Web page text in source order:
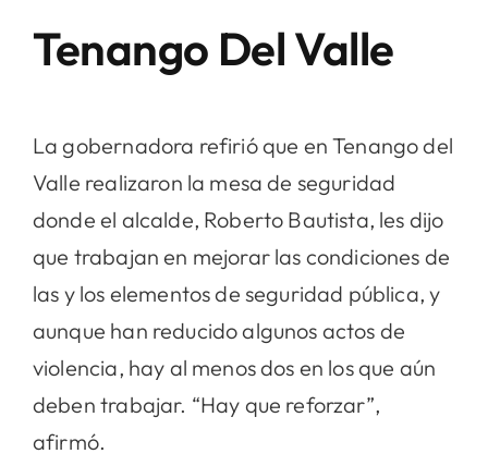
Tenango Del Valle
La gobernadora refirió que en Tenango del
Valle realizaron la mesa de seguridad
donde el alcalde, Roberto Bautista, les dijo
que trabajan en mejorar las condiciones de
las y los elementos de seguridad pública, y
aunque han reducido algunos actos de
violencia, hay al menos dos en los que aún
deben trabajar. “Hay que reforzar”,
afirmó.